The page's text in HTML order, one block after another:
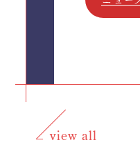
view all